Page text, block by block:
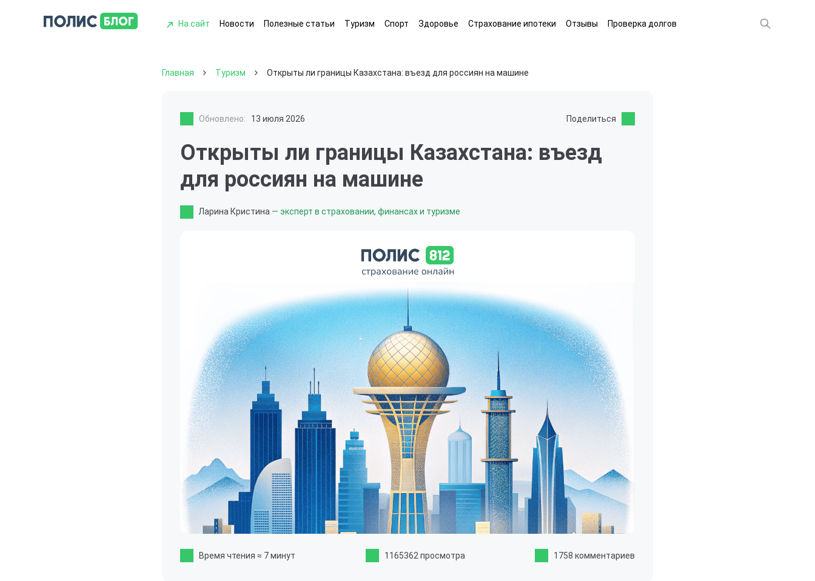
На сайт Новости Полезные статьи Туризм Спорт Здоровье Страхование ипотеки Отзывы Проверка долгов
Главная Туризм Открыты ли границы Казахстана: въезд для россиян на машине
Обновлено: 13 июля 2026 Поделиться
Открыты ли границы Казахстана: въезд
для россиян на машине
Ларина Кристина — эксперт в страховании, финансах и туризме
Время чтения ≈ 7 минут 1165362 просмотра 1758 комментариев